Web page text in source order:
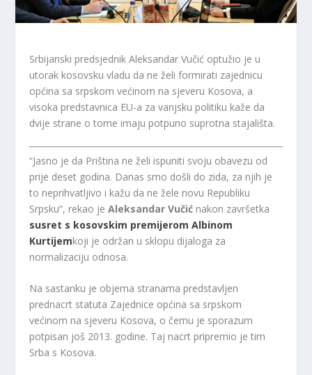
Srbijanski predsjednik Aleksandar Vučić optužio je u
utorak kosovsku vladu da ne želi formirati zajednicu
općina sa srpskom većinom na sjeveru Kosova, a
visoka predstavnica EU-a za vanjsku politiku kaže da
dvije strane o tome imaju potpuno suprotna stajališta.
“Jasno je da Priština ne želi ispuniti svoju obavezu od
prije deset godina. Danas smo došli do zida, za njih je
to neprihvatljivo i kažu da ne žele novu Republiku
Srpsku”, rekao jeAleksandar Vučić nakon završetka
susret s kosovskim premijerom Albinom
Kurtijemkoji je održan u sklopu dijaloga za
normalizaciju odnosa.
Na sastanku je objema stranama predstavljen
prednacrt statuta Zajednice općina sa srpskom
većinom na sjeveru Kosova, o čemu je sporazum
potpisan još 2013. godine. Taj nacrt pripremio je tim
Srba s Kosova.